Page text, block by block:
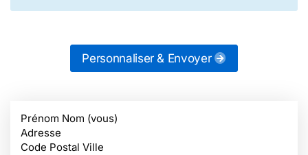
Personnaliser & Envoyer
Prénom Nom (vous)
Adresse
Code Postal Ville